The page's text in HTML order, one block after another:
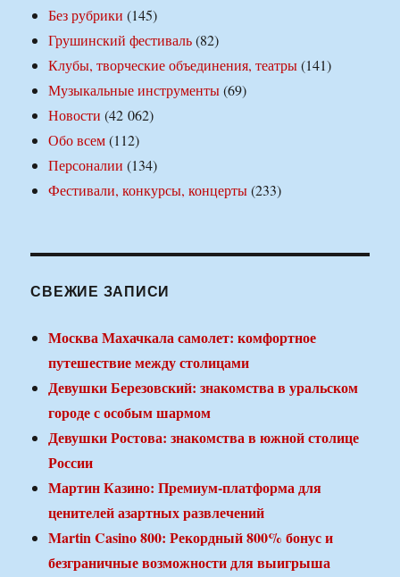
Без рубрики (145)
Грушинский фестиваль(82)
Клубы, творческие объединения, театры(141)
Музыкальные инструменты(69)
Новости (42 062)
Обо всем(112)
Персоналии (134)
Фестивали, конкурсы, концерты(233)
СВЕЖИЕ ЗАПИСИ
Москва Махачкала самолет: комфортное
путешествие между столицами
Девушки Березовский: знакомства в уральском
городе с особым шармом
Девушки Ростова: знакомства в южной столице
России
Мартин Казино: Премиум-платформа для
ценителей азартных развлечений
Martin Casino 800: Рекордный 800% бонус и
безграничные возможности для выигрыша